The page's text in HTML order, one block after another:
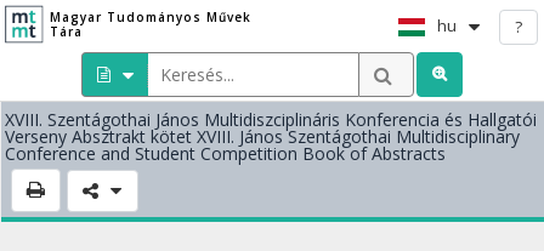
Magyar Tudományos Művek
Tára
hu ?
XVIII. Szentágothai János Multidiszciplináris Konferencia és Hallgatói
Verseny Absztrakt kötet XVIII. János Szentágothai Multidisciplinary
Conference and Student Competition Book of Abstracts